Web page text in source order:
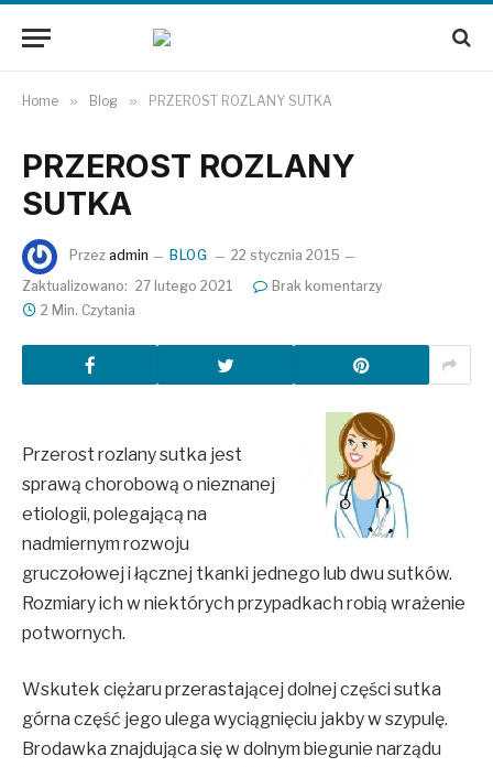
Home » Blog » PRZEROST ROZLANY SUTKA
PRZEROST ROZLANY
SUTKA
Przez admin BLOG
22 stycznia 2015
Zaktualizowano: 27 lutego 2021
Brak komentarzy
2 Min. Czytania
Przerost rozlany sutka jest
sprawą chorobową o nieznanej
etiologii, polegającą na
nadmiernym rozwoju
gruczołowej i łącznej tkanki jednego lub dwu sutków.
Rozmiary ich w niektórych przypadkach robią wrażenie
potwornych.
Wskutek ciężaru przerastającej dolnej części sutka
górna część jego ulega wyciągnięciu jakby w szypulę.
Brodawka znajdująca się w dolnym biegunie narządu